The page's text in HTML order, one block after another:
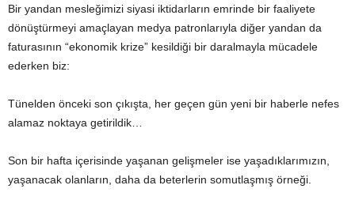
Bir yandan mesleğimizi siyasi iktidarların emrinde bir faaliyete
dönüştürmeyi amaçlayan medya patronlarıyla diğer yandan da
faturasının “ekonomik krize” kesildiği bir daralmayla mücadele
ederken biz:
Tünelden önceki son çıkışta, her geçen gün yeni bir haberle nefes
alamaz noktaya getirildik…
Son bir hafta içerisinde yaşanan gelişmeler ise yaşadıklarımızın,
yaşanacak olanların, daha da beterlerin somutlaşmış örneği.